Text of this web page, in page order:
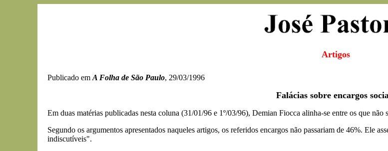
Artigos
Publicado em A Folha de São Paulo, 29/03/1996
Falácias sobre encargos
Em duas matérias publicadas nesta coluna (31/01/96 e 1º/03/96), Demian Fiocca alinha-se entre os que
Segundo os argumentos apresentados naqueles artigos, os referidos encargos não passariam de 46%. Ele
indiscutíveis".